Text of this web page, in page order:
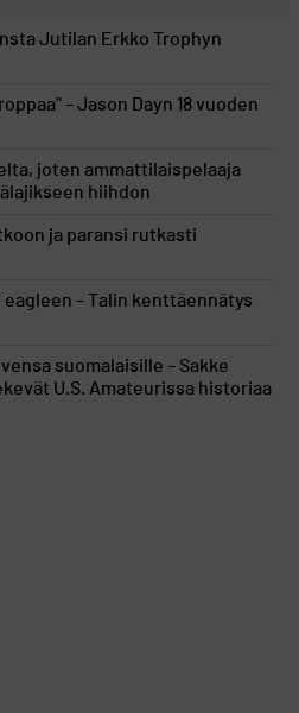
Jutilan Erkko Trophyn
– Jason Dayn 18 vuoden
joten ammattilaispelaaja
hiihdon
ja paransi rutkasti
– Talin kenttäennätys
suomalaisille – Sakke
U.S. Amateurissa historiaa